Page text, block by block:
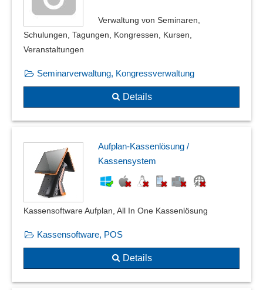
Vertreterabrechnung
Verwahrkonto
Vorschusskonto
VV-Konto
Währungsumrechnung
Warenrückvergütung
Wiederkehrende Buchungen
Zahlungserfassung
Zahlungsmanagement
Zuwendungsbestätigungen
Verwaltung von Seminaren,
Schulungen, Tagungen, Kongressen, Kursen,
Veranstaltungen
Seminarverwaltung, Kongressverwaltung
Details
Aufplan-Kassenlösung /
Kassensystem
Kassensoftware Aufplan, All In One Kassenlösung
Kassensoftware, POS
Details